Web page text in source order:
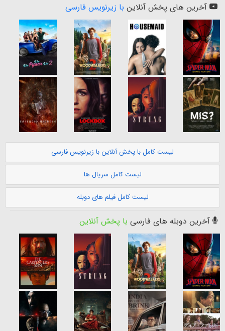
آخرین های پخش آنلاین با زیرنویس فارسی
لیست کامل با پخش آنلاین با زیرنویس فارسی
لیست کامل سریال ها
لیست کامل فیلم های دوبله
آخرین دوبله های فارسی با پخش آنلاین